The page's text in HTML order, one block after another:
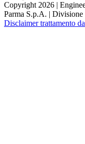
Copyright 2026 |
Parma S.p.A. |
Disclaimer trattamento